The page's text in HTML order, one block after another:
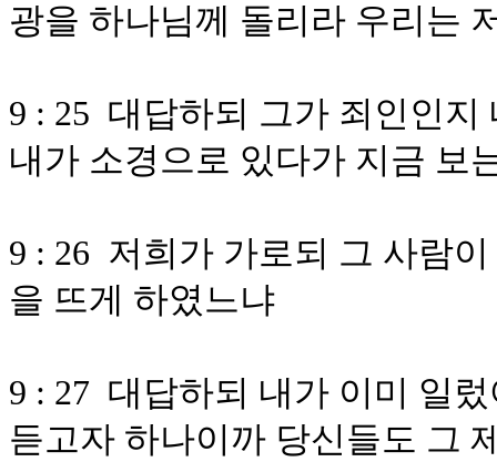
광을 하나님께 돌리라 우리는
9 : 25 대답하되 그가 죄인인
내가 소경으로 있다가 지금 보
9 : 26 저희가 가로되 그 사람
을 뜨게 하였느냐
9 : 27 대답하되 내가 이미 일
듣고자 하나이까 당신들도 그